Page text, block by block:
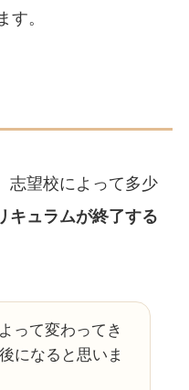
す。
志望校によって多少
キュラムが終了する
って変わってき
になると思いま